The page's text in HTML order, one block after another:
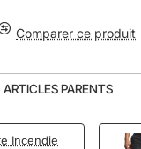
Comparer ce produit
ARTICLES PARENTS
Incendie